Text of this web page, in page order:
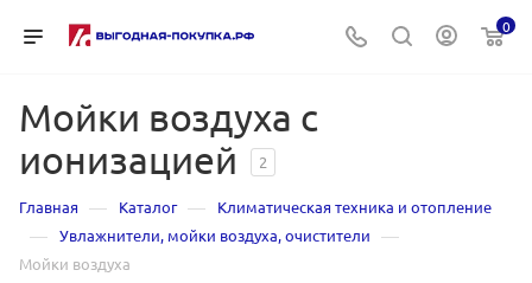
0
Мойки воздуха с
ионизацией
2
Главная — Каталог — Климатическая техника и отопление
— Увлажнители, мойки воздуха, очистители —
Мойки воздуха